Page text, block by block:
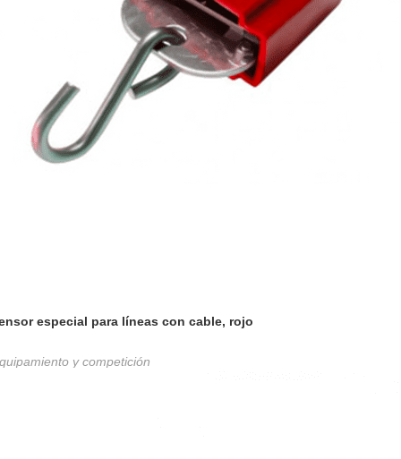
especial para líneas con cable, rojo
y competición